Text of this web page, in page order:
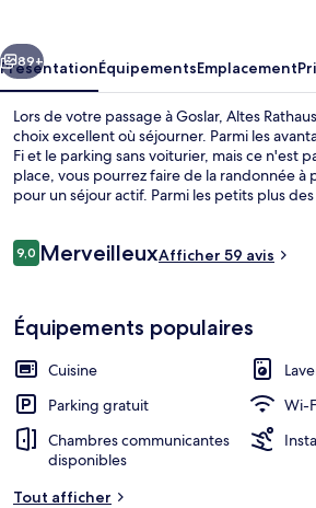
Suivant
89+
PrésentationÉquipementsEmplacement
Lors de votre passage à Goslar, Altes
choix excellent où séjourner. Parmi les
Fi et le parking sans voiturier, mais ce n'est
place, vous pourrez faire de la randonnée à
pour un séjour actif. Parmi les petits plus
Avis
voyageurs
9,09,0 sur 10
MerveilleuxAfficher 59 avis
Équipements populaires
Cuisine
Parking gratuit
Wi-
Chambres communicantes
disponibles
Tout afficher